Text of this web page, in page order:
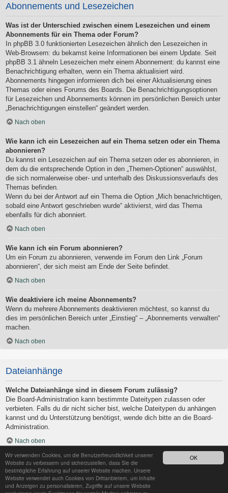
OK
Wir verwenden Cookies, um die Benutzerfreundlichkeit unserer
Website zu verbessern und sicherzustellen, dass Sie die
bestmögliche Erfahrung auf unserer Website machen. Unsere
Website verwendet auch Cookies von Drittanbietern, um Inhalte
und Anzeigen zu personalisieren, Zugriffe auf unsere Website
Abonnements und Lesezeichen
Was ist der Unterschied zwischen einem Lesezeichen und einem
Abonnements für ein Thema oder Forum?
In phpBB 3.0 funktionierten Lesezeichen ähnlich den Lesezeichen in
Web-Browsern: du bekamst keine Informationen bei einem Update. Seit
phpBB 3.1 ähneln Lesezeichen mehr einem Abonnement: du kannst eine
Benachrichtigung erhalten, wenn ein Thema aktualisiert wird.
Abonnements hingegen informieren dich bei einer Aktualisierung eines
Themas oder eines Forums des Boards. Die Benachrichtigungsoptionen
für Lesezeichen und Abonnements können im persönlichen Bereich unter
„Benachrichtigungen einstellen“ geändert werden.
Nach oben
Wie kann ich ein Lesezeichen auf ein Thema setzen oder ein Thema
abonnieren?
Du kannst ein Lesezeichen auf ein Thema setzen oder es abonnieren, in
dem du die entsprechende Option in den „Themen-Optionen“ auswählst,
die sich normalerweise ober- und unterhalb des Diskussionsverlaufs des
Themas befinden.
Wenn du bei der Antwort auf ein Thema die Option „Mich benachrichtigen,
sobald eine Antwort geschrieben wurde“ aktivierst, wird das Thema
ebenfalls für dich abonniert.
Nach oben
Wie kann ich ein Forum abonnieren?
Um ein Forum zu abonnieren, verwende im Forum den Link „Forum
abonnieren“, der sich meist am Ende der Seite befindet.
Nach oben
Wie deaktiviere ich meine Abonnements?
Wenn du mehrere Abonnements deaktivieren möchtest, so kannst du
dies im persönlichen Bereich unter „Einstieg“ – „Abonnements verwalten“
machen.
Nach oben
Dateianhänge
Welche Dateianhänge sind in diesem Forum zulässig?
Die Board-Administration kann bestimmte Dateitypen zulassen oder
verbieten. Falls du dir nicht sicher bist, welche Dateitypen du anhängen
kannst und du Unterstützung benötigst, wende dich bitte an die Board-
Administration.
Nach oben
Kann ich eine Übersicht all meiner Dateianhänge erhalten?
Um eine Liste all deiner Dateianhänge zu erhalten, gehe in den
persönlichen Bereich. Dort findest du unter „Einstieg“ einen Punkt
„Dateianhänge verwalten“, über den du eine Liste deiner Dateianhänge